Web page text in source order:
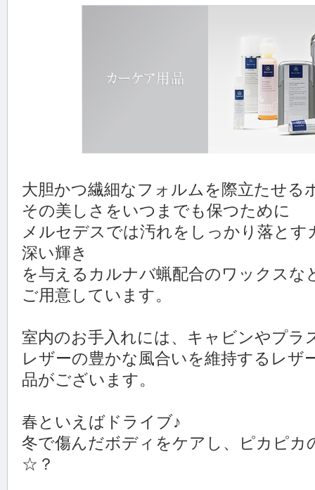
大胆かつ繊細なフォルムを際立たせる
その美しさをいつまでも保つために
メルセデスでは汚れをしっかり落と
深い輝き
を与えるカルナバ蝋配合のワックスな
ご用意しています。
室内のお手入れには、キャビンやプラ
レザーの豊かな風合いを維持するレザ
品がございます。
春といえばドライブ♪
冬で傷んだボディをケアし、ピカピカ
☆？